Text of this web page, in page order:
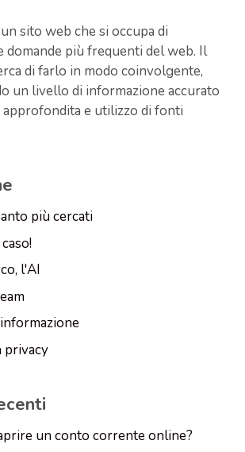
sito web che si occupa di
domande più frequenti del web. Il
di farlo in modo coinvolgente,
un livello di informazione accurato
e utilizzo di fonti
più cercati
l'AI
privacy
un conto corrente online?